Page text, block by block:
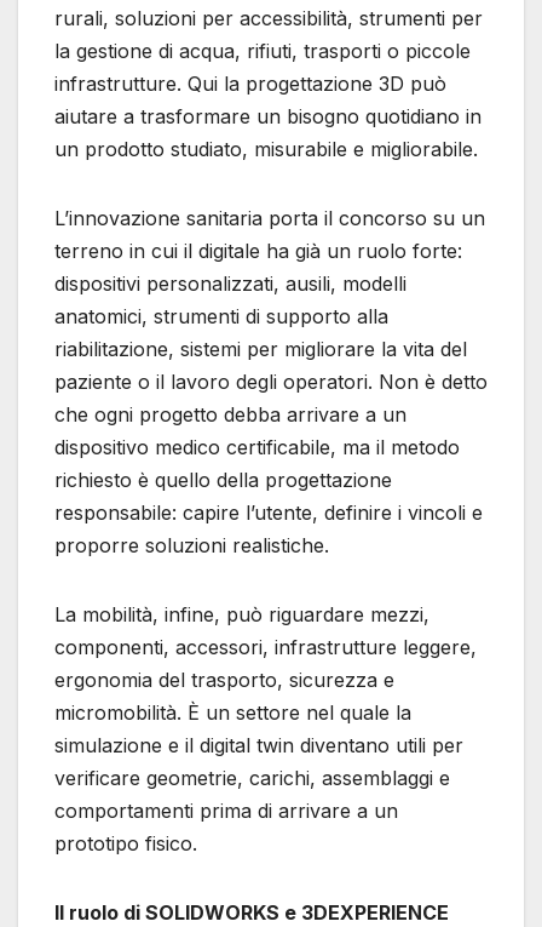
rurali, soluzioni per accessibilità, strumenti per
la gestione di acqua, rifiuti, trasporti o piccole
infrastrutture. Qui la progettazione 3D può
aiutare a trasformare un bisogno quotidiano in
un prodotto studiato, misurabile e migliorabile.
L’innovazione sanitaria porta il concorso su un
terreno in cui il digitale ha già un ruolo forte:
dispositivi personalizzati, ausili, modelli
anatomici, strumenti di supporto alla
riabilitazione, sistemi per migliorare la vita del
paziente o il lavoro degli operatori. Non è detto
che ogni progetto debba arrivare a un
dispositivo medico certificabile, ma il metodo
richiesto è quello della progettazione
responsabile: capire l’utente, definire i vincoli e
proporre soluzioni realistiche.
La mobilità, infine, può riguardare mezzi,
componenti, accessori, infrastrutture leggere,
ergonomia del trasporto, sicurezza e
micromobilità. È un settore nel quale la
simulazione e il digital twin diventano utili per
verificare geometrie, carichi, assemblaggi e
comportamenti prima di arrivare a un
prototipo fisico.
Il ruolo di SOLIDWORKS e 3DEXPERIENCE